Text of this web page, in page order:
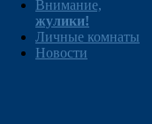
Внимание,
жулики!
Личные комнаты
Новости